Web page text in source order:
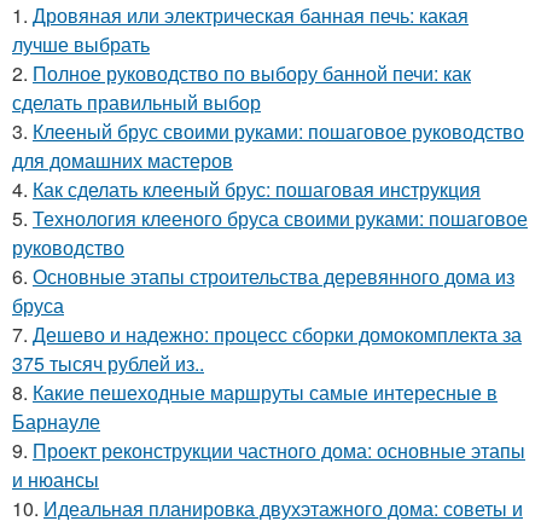
1. Дровяная или электрическая банная печь: какая
лучше выбрать
2. Полное руководство по выбору банной печи: как
сделать правильный выбор
3. Клееный брус своими руками: пошаговое руководство
для домашних мастеров
4. Как сделать клееный брус: пошаговая инструкция
5. Технология клееного бруса своими руками: пошаговое
руководство
6. Основные этапы строительства деревянного дома из
бруса
7. Дешево и надежно: процесс сборки домокомплекта за
375 тысяч рублей из..
8. Какие пешеходные маршруты самые интересные в
Барнауле
9. Проект реконструкции частного дома: основные этапы
и нюансы
10. Идеальная планировка двухэтажного дома: советы и